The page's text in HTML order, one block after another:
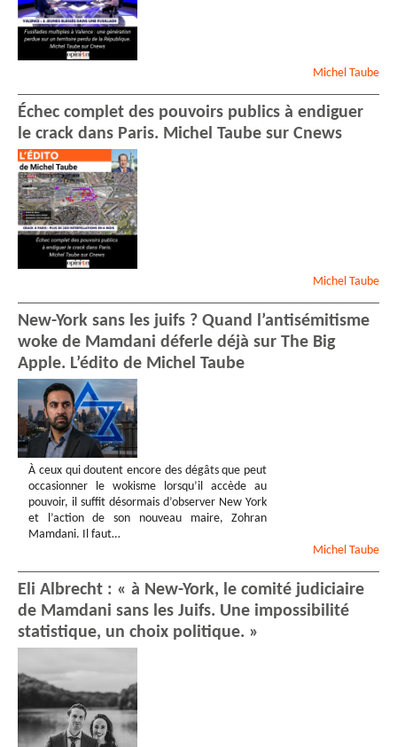
Michel Taube
Échec complet des pouvoirs publics à endiguer
le crack dans Paris. Michel Taube sur Cnews
Michel Taube
New-York sans les juifs ? Quand l’antisémitisme
woke de Mamdani déferle déjà sur The Big
Apple. L’édito de Michel Taube
À ceux qui doutent encore des dégâts que peut
occasionner le wokisme lorsqu’il accède au
pouvoir, il suffit désormais d’observer New York
et l’action de son nouveau maire, Zohran
Mamdani. Il faut…
Michel Taube
Eli Albrecht : « à New-York, le comité judiciaire
de Mamdani sans les Juifs. Une impossibilité
statistique, un choix politique. »